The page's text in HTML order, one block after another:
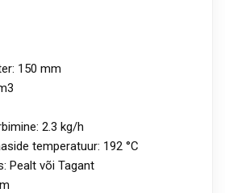
150 mm
2.3 kg/h
temperatuur: 192 °C
Pealt või Tagant